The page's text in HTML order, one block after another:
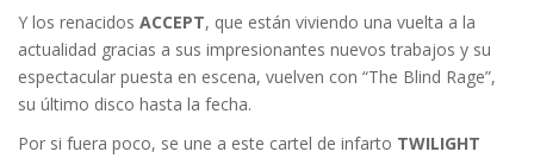
Y los renacidos ACCEPT, que están viviendo una vuelta a la
actualidad gracias a sus impresionantes nuevos trabajos y su
espectacular puesta en escena, vuelven con “The Blind Rage”,
su último disco hasta la fecha.
Por si fuera poco, se une a este cartel de infarto TWILIGHT